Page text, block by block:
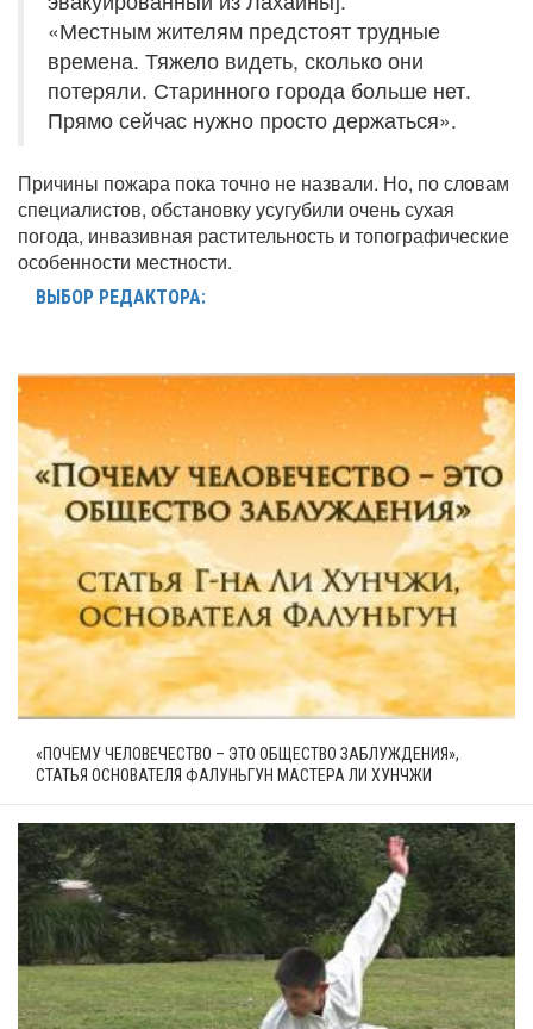
«Местным жителям предстоят трудные
времена. Тяжело видеть, сколько они
потеряли. Старинного города больше нет.
Прямо сейчас нужно просто держаться».
Причины пожара пока точно не назвали. Но, по словам
специалистов, обстановку усугубили очень сухая
погода, инвазивная растительность и топографические
особенности местности.
ВЫБОР РЕДАКТОРА:
«ПОЧЕМУ ЧЕЛОВЕЧЕСТВО – ЭТО ОБЩЕСТВО ЗАБЛУЖДЕНИЯ»,
СТАТЬЯ ОСНОВАТЕЛЯ ФАЛУНЬГУН МАСТЕРА ЛИ ХУНЧЖИ